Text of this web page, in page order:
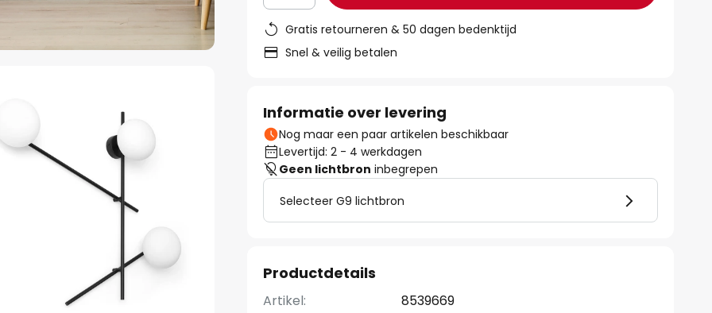
Gratis retourneren & 50 dagen bedenktijd
Snel & veilig betalen
Informatie over levering
Nog maar een paar artikelen beschikbaar
Levertijd: 2 - 4 werkdagen
Geen lichtbron inbegrepen
Selecteer G9 lichtbron
Productdetails
Artikel:
8539669